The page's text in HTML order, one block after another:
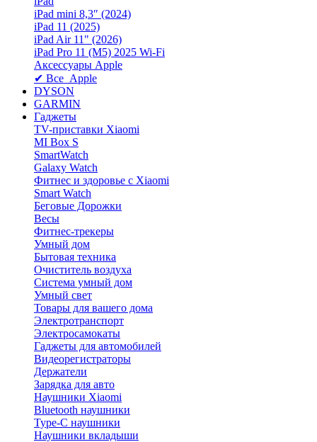
iPad mini 8,3″ (2024)
iPad 11 (2025)
iPad Air 11" (2026)
iPad Pro 11 (M5) 2025 Wi-Fi
Аксессуары Apple
✔ Все Apple
DYSON
GARMIN
Гаджеты
TV-приставки Xiaomi
MI Box S
SmartWatch
Galaxy Watch
Фитнес и здоровье с Xiaomi
Smart Watch
Беговые Дорожки
Весы
Фитнес-трекеры
Умный дом
Бытовая техника
Очиститель воздуха
Система умный дом
Умный свет
Товары для вашего дома
Электротранспорт
Электросамокаты
Гаджеты для автомобилей
Видеорегистраторы
Держатели
Зарядка для авто
Наушники Xiaomi
Bluetooth наушники
Type-C наушники
Наушники вкладыши